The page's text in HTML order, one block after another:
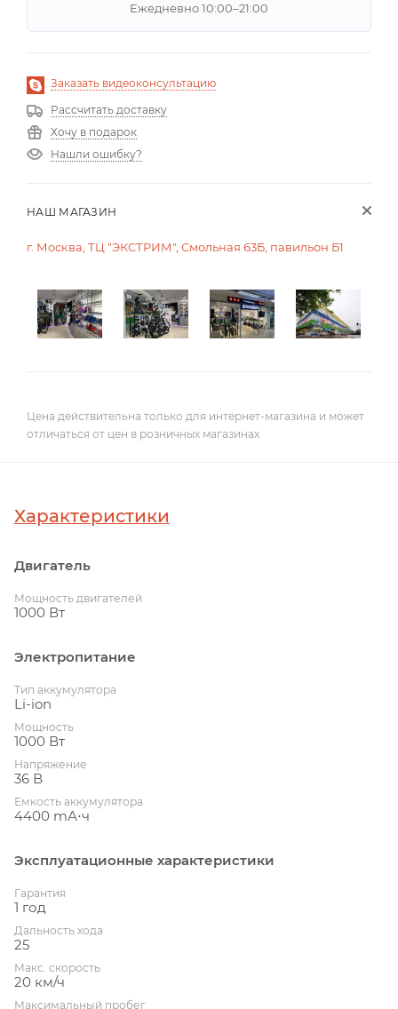
Ежедневно 10:00–21:00
Заказать видеоконсультацию
Рассчитать доставку
Хочу в подарок
Нашли ошибку?
НАШ МАГАЗИН
г. Москва, ТЦ "ЭКСТРИМ", Смольная 63Б, павильон Б1
Цена действительна только для интернет-магазина и может
отличаться от цен в розничных магазинах
Характеристики
Двигатель
Мощность двигателей
1000 Вт
Электропитание
Тип аккумулятора
Li-ion
Мощность
1000 Вт
Напряжение
36 В
Емкость аккумулятора
4400 mА⋅ч
Эксплуатационные характеристики
Гарантия
1 год
Дальность хода
25
Макс. скорость
20 км/ч
Максимальный пробег